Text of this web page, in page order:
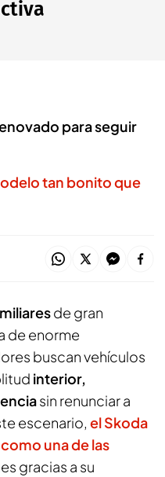
para seguir
tan bonito que
de gran
de enorme
buscan vehículos
interior,
sin renunciar a
escenario, el Skoda
una de las
gracias a su